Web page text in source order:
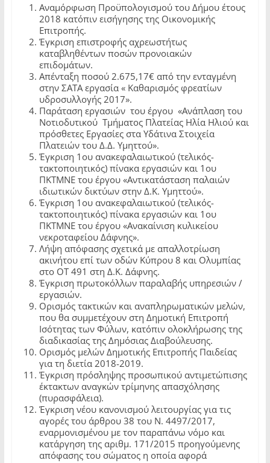
Αναμόρφωση Προϋπολογισμού του Δήμου έτους
2018 κατόπιν εισήγησης της Οικονομικής
Επιτροπής.
Έγκριση επιστροφής αχρεωστήτως
καταβληθέντων ποσών προνοιακών
επιδομάτων.
Απένταξη ποσού 2.675,17€ από την ενταγμένη
στην ΣΑΤΑ εργασία « Καθαρισμός φρεατίων
υδροσυλλογής 2017».
Παράταση εργασιών του έργου «Ανάπλαση του
Νοτιοδυτικού Τμήματος Πλατείας Ηλία Ηλιού και
πρόσθετες Εργασίες στα Υδάτινα Στοιχεία
Πλατειών του Δ.Δ. Υμηττού».
Έγκριση 1ου ανακεφαλαιωτικού (τελικός-
τακτοποιητικός) πίνακα εργασιών και 1ου
ΠΚΤΜΝΕ του έργου «Αντικατάσταση παλαιών
ιδιωτικών δικτύων στην Δ.Κ. Υμηττού».
Έγκριση 1ου ανακεφαλαιωτικού (τελικός-
τακτοποιητικός) πίνακα εργασιών και 1ου
ΠΚΤΜΝΕ του έργου «Ανακαίνιση κυλικείου
νεκροταφείου Δάφνης».
Λήψη απόφασης σχετικά με απαλλοτρίωση
ακινήτου επί των οδών Κύπρου 8 και Ολυμπίας
στο ΟΤ 491 στη Δ.Κ. Δάφνης.
Έγκριση πρωτοκόλλων παραλαβής υπηρεσιών /
εργασιών.
Ορισμός τακτικών και αναπληρωματικών μελών,
που θα συμμετέχουν στη Δημοτική Επιτροπή
Ισότητας των Φύλων, κατόπιν ολοκλήρωσης της
διαδικασίας της Δημόσιας Διαβούλευσης.
Ορισμός μελών Δημοτικής Επιτροπής Παιδείας
για τη διετία 2018-2019.
Έγκριση πρόσληψης προσωπικού αντιμετώπισης
έκτακτων αναγκών τρίμηνης απασχόλησης
(πυρασφάλεια).
Έγκριση νέου κανονισμού λειτουργίας για τις
αγορές του άρθρου 38 του Ν. 4497/2017,
εναρμονισμένου με τον παραπάνω νόμο και
κατάργηση της αριθμ. 171/2015 προηγούμενης
απόφασης του σώματος η οποία αφορά